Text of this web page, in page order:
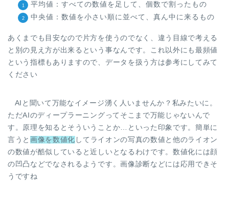
平均値：すべての数値を足して、個数で割ったもの
中央値：数値を小さい順に並べて、真ん中に来るもの
あくまでも目安なので片方を使うのでなく、違う目線で考える
と別の見え方が出来るという事なんです。これ以外にも最頻値
という指標もありますので、データを扱う方は参考にしてみて
ください
AIと聞いて万能なイメージ湧く人いませんか？私みたいに。
ただAIのディープラーニングってそこまで万能じゃないんで
す。原理を知るとそういうことか…といった印象です。簡単に
言うと 画像を数値化 してライオンの写真の数値と他のライオン
の数値が酷似していると近しいとなるわけです。数値化には顔
の凹凸などでなされるようです。画像診断などには応用できそ
うですね